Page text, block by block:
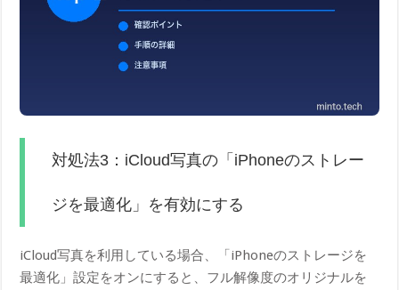
対処法3：iCloud写真の「iPhoneのストレー
ジを最適化」を有効にする
iCloud写真を利用している場合、「iPhoneのストレージを
最適化」設定をオンにすると、フル解像度のオリジナルを